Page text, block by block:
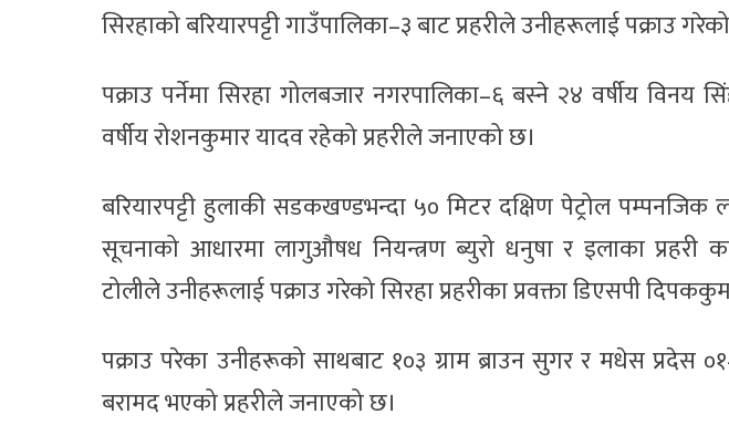
सिरहाको बरियारपट्टी गाउँपालिका–३ बाट प्रहरीले उनीहरूलाई पक्राउ
पक्राउ पर्नेमा सिरहा गोलबजार नगरपालिका–६ बस्ने २४ वर्षीय विनय
वर्षीय रोशनकुमार यादव रहेको प्रहरीले जनाएको छ।
बरियारपट्टी हुलाकी सडकखण्डभन्दा ५० मिटर दक्षिण पेट्रोल
सूचनाको आधारमा लागुऔषध नियन्त्रण ब्युरो धनुषा र इलाका प्रहरी
टोलीले उनीहरूलाई पक्राउ गरेको सिरहा प्रहरीका प्रवक्ता डिएसपी
पक्राउ परेका उनीहरूको साथबाट १०३ ग्राम ब्राउन सुगर र मधेस प्रदेस
बरामद भएको प्रहरीले जनाएको छ।